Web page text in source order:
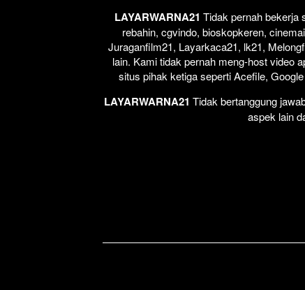
LAYARWARNA21 Tidak pernah bekerja
rebahin, cgvindo, bioskopkeren,
Juraganfilm21, Layarkaca21, lk21,
lain. Kami tidak pernah meng-host video
situs pihak ketiga seperti Acefile,
LAYARWARNA21 Tidak bertanggung
aspek lain